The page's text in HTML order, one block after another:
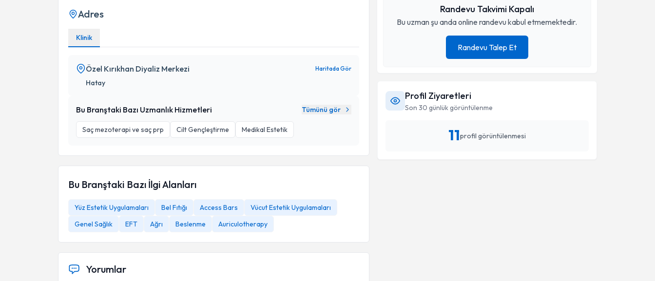
Adres
Klinik
Özel Kırıkhan Diyaliz Merkezi Haritada Gör
Hatay
Bu Branştaki Bazı Uzmanlık Hizmetleri Tümünü gör
Saç mezoterapi ve saç prp Cilt Gençleştirme Medikal Estetik
Bu Branştaki Bazı İlgi Alanları
Yüz Estetik Uygulamaları Bel Fıtığı Access Bars
Vücut Estetik Uygulamaları
Genel Sağlık
EFT Ağrı Beslenme Auriculotherapy
Yorumlar
Randevu Takvimi Kapalı
Bu uzman şu anda online randevu kabul etmemektedir.
Randevu Talep Et
Profil Ziyaretleri
Son 30 günlük görüntülenme
11profil görüntülenmesi